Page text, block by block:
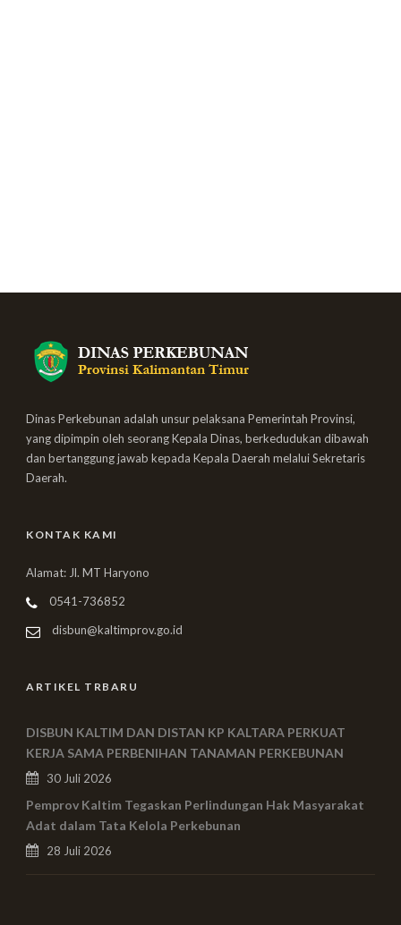
Dinas Perkebunan adalah unsur pelaksana Pemerintah Provinsi,
yang dipimpin oleh seorang Kepala Dinas, berkedudukan dibawah
dan bertanggung jawab kepada Kepala Daerah melalui Sekretaris
Daerah.
KONTAK KAMI
Alamat: Jl. MT Haryono
0541-736852
disbun@kaltimprov.go.id
ARTIKEL TRBARU
DISBUN KALTIM DAN DISTAN KP KALTARA PERKUAT
KERJA SAMA PERBENIHAN TANAMAN PERKEBUNAN
30 Juli 2026
Pemprov Kaltim Tegaskan Perlindungan Hak Masyarakat
Adat dalam Tata Kelola Perkebunan
28 Juli 2026